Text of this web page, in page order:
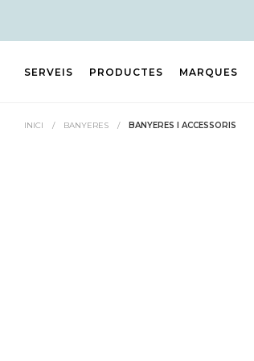
SERVEIS PRODUCTES MARQUES
INICI / BANYERES / BANYERES I ACCESSORIS